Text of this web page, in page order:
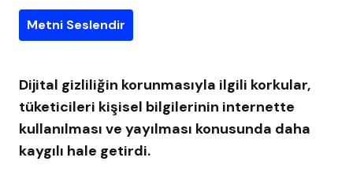
Metni Seslendir
Dijital gizliliğin korunmasıyla ilgili korkular,
tüketicileri kişisel bilgilerinin internette
kullanılması ve yayılması konusunda daha
kaygılı hale getirdi.